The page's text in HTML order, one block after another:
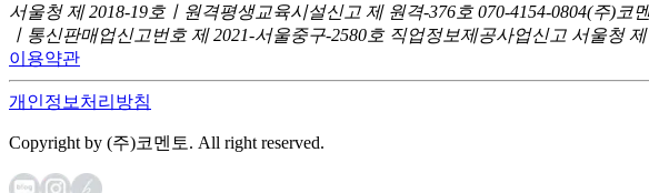
서울청 제 2018-19호ㅣ원격평생교육시설신고 제 원격-376호 070-4154-0804(주)코
ㅣ통신판매업신고번호 제 2021-서울중구-2580호 직업정보제공사업신고 서울청 제
이용약관
개인정보처리방침
Copyright by (주)코멘토. All right reserved.